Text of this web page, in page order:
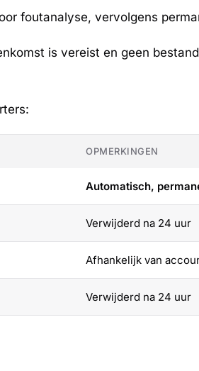
foutanalyse, vervolgens
is vereist en geen
OPMERKINGEN
Automatisch,
Verwijderd na 24 uur
Afhankelijk van
Verwijderd na 24 uur